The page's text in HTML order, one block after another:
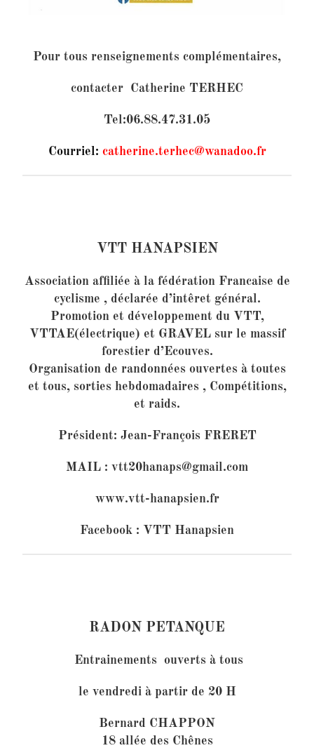
Pour tous renseignements complémentaires,
contacter Catherine TERHEC
Tel:06.88.47.31.05
Courriel: catherine.terhec@wanadoo.fr
VTT HANAPSIEN
Association affiliée à la fédération Francaise de
cyclisme , déclarée d’intêret général.
Promotion et développement du VTT,
VTTAE(électrique) et GRAVEL sur le massif
forestier d’Ecouves.
Organisation de randonnées ouvertes à toutes
et tous, sorties hebdomadaires , Compétitions,
et raids.
Président: Jean-François FRERET
MAIL : vtt20hanaps@gmail.com
www.vtt-hanapsien.fr
Facebook : VTT Hanapsien
RADON PETANQUE
Entrainements ouverts à tous
le vendredi à partir de 20 H
Bernard CHAPPON
18 allée des Chênes